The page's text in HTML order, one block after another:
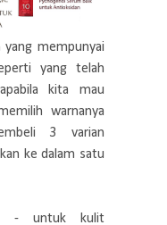
mempunyai
yang telah
kita mau
warnanya
3 varian
ke dalam satu
- untuk kulit